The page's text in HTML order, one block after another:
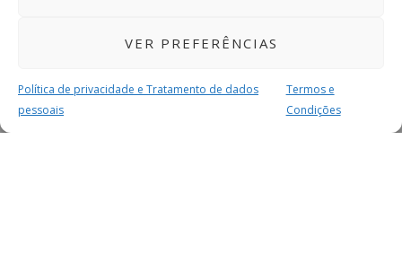
VER PREFERÊNCIAS
Política de privacidade e Tratamento de dados
pessoais
Termos e
Condições